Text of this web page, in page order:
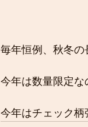
毎年恒例、秋冬の
今年は数量限定
今年はチェック柄